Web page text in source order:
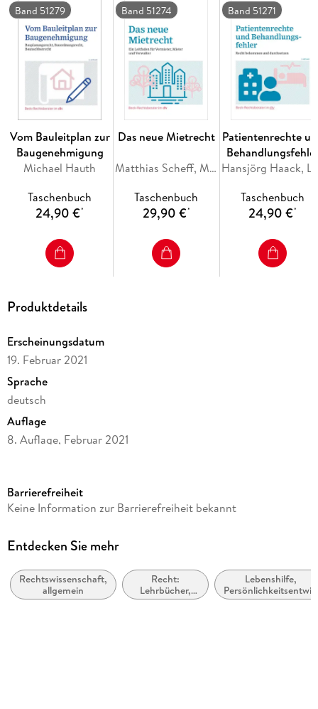
Tipps für den Studienerfolg
Der Ratgeber enthält praktische Tipps zu den einzelnen
Schritten des Studienverlaufs, Hinweise auf
Arbeits- und Lernmethoden
sowie zahlreiche konkrete Informationen und Adressen zu
Aufbau, Organisation und Abschluss
eines erfolgreichen Studiums. Im Anhang finden sich darüber
hinaus eine Reihe weiterführender
Informationen und Statistiken,
die für Studierende wichtig und spannend sind.
Band 51279
Vom Bauleitplan zur
Baugenehmigung
Michael Hauth
Taschenbuch
24,90 €*
Band 51274
Das neue Mietrecht
Matthias Scheff, Martin Spörl
Taschenbuch
29,90 €*
Band 51271
Patientenrechte
Taschenbuch
24,90 €*
Produktdetails
Erscheinungsdatum
19. Februar 2021
Sprache
deutsch
Auflage
8. Auflage, Februar 2021
Reihe
Autor/Autorin
Verlag/Hersteller
dtv Verlagsgesellschaft
Barrierefreiheit
Keine Information zur Barrierefreiheit bekannt
Entdecken Sie mehr
Rechtswissenschaft,
allgemein
Recht:
Lehrbücher,
Skripten,
Lebenshilfe,
und praktische Tipps